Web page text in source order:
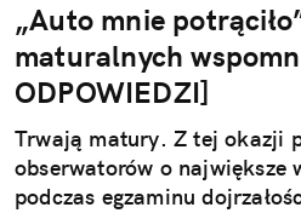
„Auto mnie
maturalnych
ODPOWIEDZI]
Trwają matury. Z tej okazji
obserwatorów o największe
podczas egzaminu